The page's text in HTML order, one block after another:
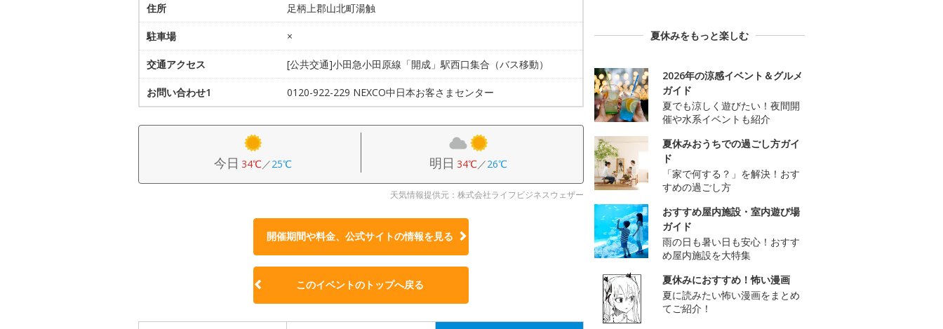
住所 足柄上郡山北町湯触
駐車場 ×
交通アクセス [公共交通]小田急小田原線「開成」駅西口集合（バス移動）
お問い合わせ1 0120-922-229 NEXCO中日本お客さまセンター
今日 34℃／25℃ 明日 34℃／26℃
天気情報提供元：株式会社ライフビジネスウェザー
開催期間や料金、公式サイトの情報を見る
このイベントのトップへ戻る
夏休みをもっと楽しむ
2026年の涼感イベント＆グルメ
ガイド
夏でも涼しく遊びたい！夜間開
催や水系イベントも紹介
夏休みおうちでの過ごし方ガイ
ド
「家で何する？」を解決！おす
すめの過ごし方
おすすめ屋内施設・室内遊び場
ガイド
雨の日も暑い日も安心！おすす
め屋内施設を大特集
夏休みにおすすめ！怖い漫画
夏に読みたい怖い漫画をまとめ
てご紹介！